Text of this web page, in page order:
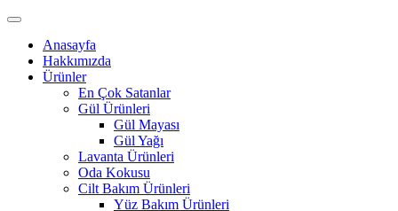
Anasayfa
Hakkımızda
Ürünler
En Çok Satanlar
Gül Ürünleri
Gül Mayası
Gül Yağı
Lavanta Ürünleri
Oda Kokusu
Cilt Bakım Ürünleri
Yüz Bakım Ürünleri